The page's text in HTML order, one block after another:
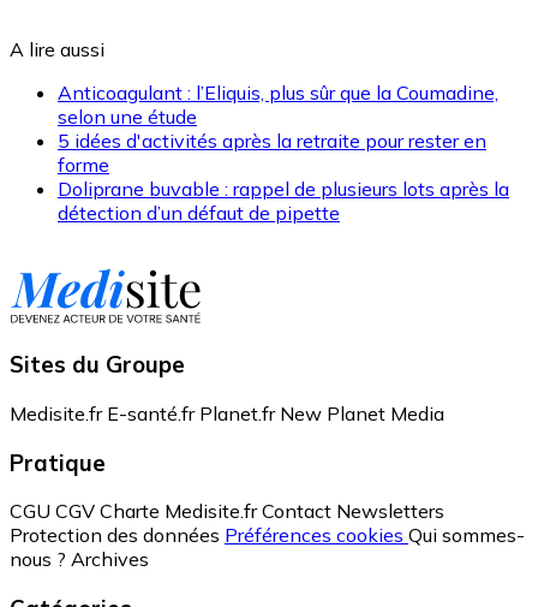
A lire aussi
Anticoagulant : l’Eliquis, plus sûr que la Coumadine,
selon une étude
5 idées d'activités après la retraite pour rester en
forme
Doliprane buvable : rappel de plusieurs lots après la
détection d’un défaut de pipette
Sites du Groupe
Medisite.fr E-santé.fr Planet.fr New Planet Media
Pratique
CGU CGV Charte Medisite.fr Contact Newsletters
Protection des données Préférences cookies Qui sommes-
nous ? Archives